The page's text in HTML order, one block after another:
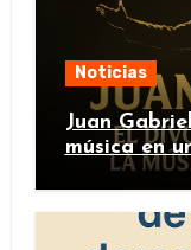
Noticias
Juan
música en